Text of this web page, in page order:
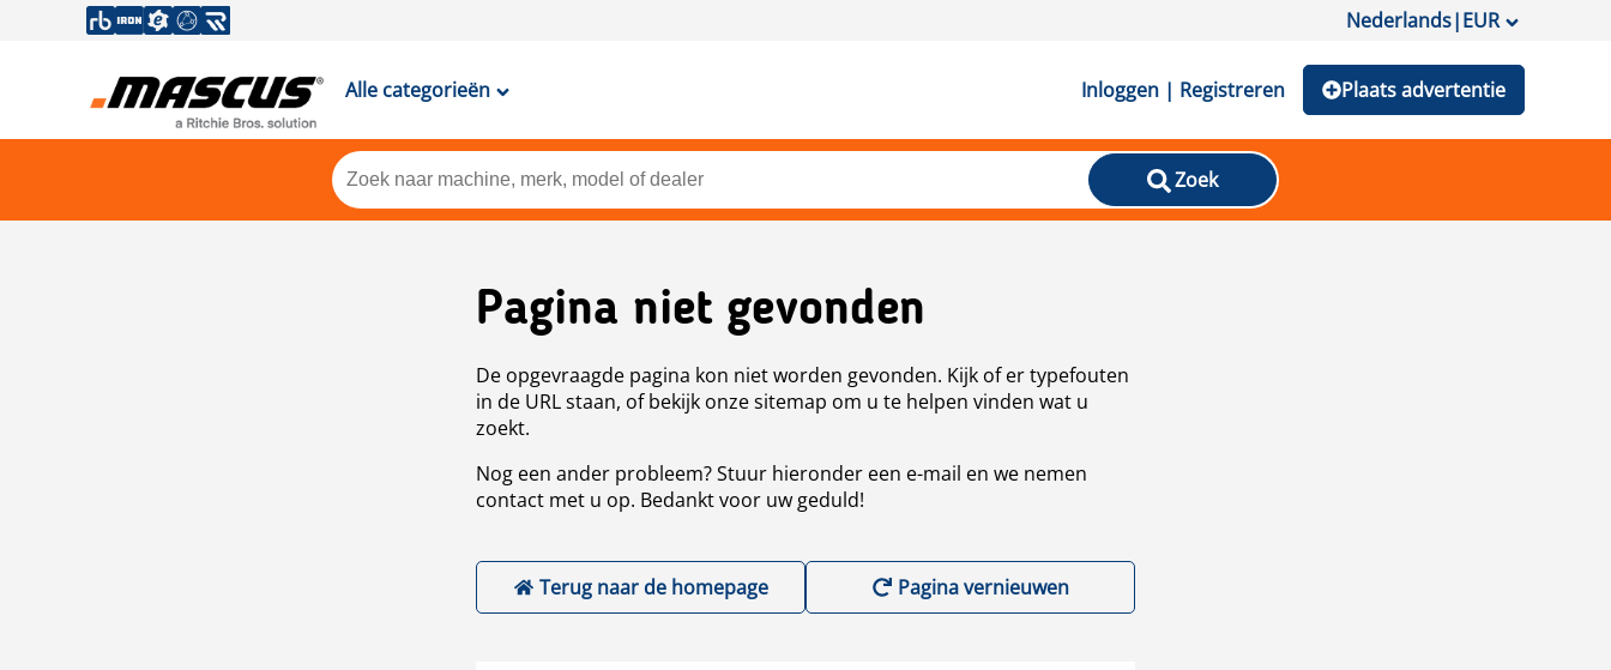
Nederlands|EUR
Alle categorieën Inloggen | Registreren Plaats advertentie
Zoek
Pagina niet gevonden
De opgevraagde pagina kon niet worden gevonden. Kijk of er typefouten
in de URL staan, of bekijk onze sitemap om u te helpen vinden wat u
zoekt.
Nog een ander probleem? Stuur hieronder een e-mail en we nemen
contact met u op. Bedankt voor uw geduld!
Terug naar de homepage Pagina vernieuwen